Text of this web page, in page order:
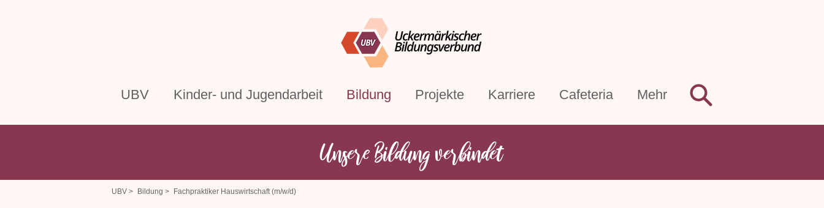
UBV Kinder- und Jugendarbeit Bildung Projekte Karriere Cafeteria Mehr
Unsere Bildung verbindet
UBV > Bildung > Fachpraktiker Hauswirtschaft (m/w/d)